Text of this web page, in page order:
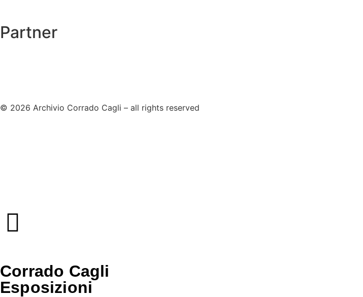
Partner
© 2026 Archivio Corrado Cagli – all rights reserved
Corrado Cagli
Esposizioni